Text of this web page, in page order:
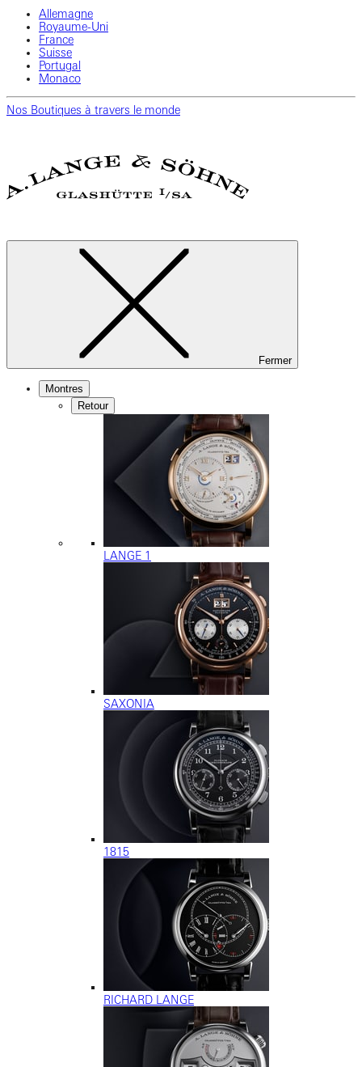
Allemagne
Royaume-Uni
France
Suisse
Portugal
Monaco
Nos Boutiques à travers le monde
Fermer
Montres
Retour
LANGE 1
SAXONIA
1815
RICHARD LANGE